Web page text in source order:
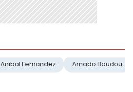
Anibal Fernandez Amado Boudou